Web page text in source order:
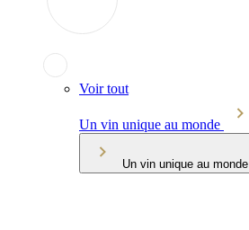
Voir tout
Un vin unique au monde
Un vin unique au monde